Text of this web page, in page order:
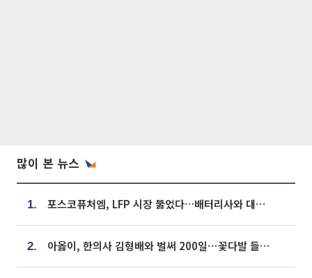
많이 본 뉴스
1. 포스코퓨처엠, LFP 시장 뚫었다…배터리사와 대규모 장기 공급 합의
2. 아옳이, 한의사 김형배와 벌써 200일⋯꽃다발 들고 "프러포즈 아냐"